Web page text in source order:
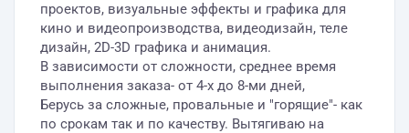
проектов, визуальные эффекты и графика для
кино и видеопроизводства, видеодизайн, теле
дизайн, 2D-3D графика и анимация.
В зависимости от сложности, среднее время
выполнения заказа- от 4-х до 8-ми дней,
Берусь за сложные, провальные и "горящие"- как
по срокам так и по качеству. Вытягиваю на